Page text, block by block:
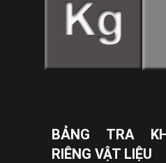
BẢNG TRA
RIÊNG VẬT LIỆU